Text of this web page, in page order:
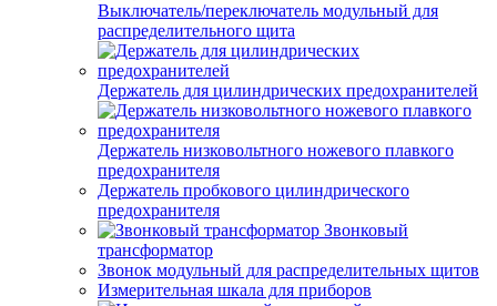
Выключатель/переключатель модульный для
распределительного щита
Держатель для цилиндрических предохранителей
Держатель низковольтного ножевого плавкого
предохранителя
Держатель пробкового цилиндрического
предохранителя
Звонковый
трансформатор
Звонок модульный для распределительных щитов
Измерительная шкала для приборов